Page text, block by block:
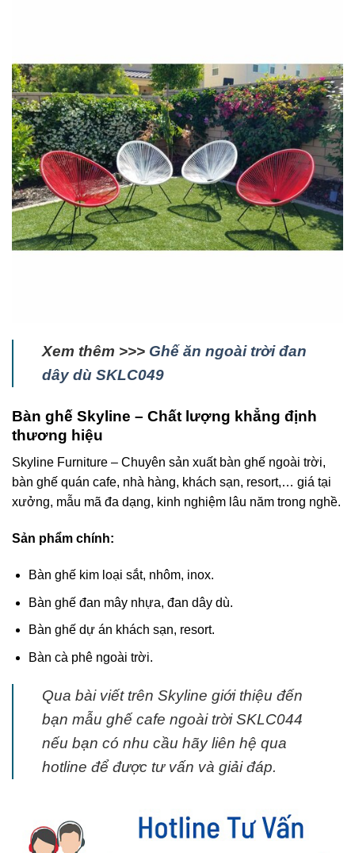
Xem thêm >>> Ghế ăn ngoài trời đan
dây dù SKLC049
Bàn ghế Skyline – Chất lượng khẳng định
thương hiệu
Skyline Furniture – Chuyên sản xuất bàn ghế ngoài trời,
bàn ghế quán cafe, nhà hàng, khách sạn, resort,… giá tại
xưởng, mẫu mã đa dạng, kinh nghiệm lâu năm trong nghề.
Sản phẩm chính:
Bàn ghế kim loại sắt, nhôm, inox.
Bàn ghế đan mây nhựa, đan dây dù.
Bàn ghế dự án khách sạn, resort.
Bàn cà phê ngoài trời.
Qua bài viết trên Skyline giới thiệu đến
bạn mẫu ghế cafe ngoài trời SKLC044
nếu bạn có nhu cầu hãy liên hệ qua
hotline để được tư vấn và giải đáp.